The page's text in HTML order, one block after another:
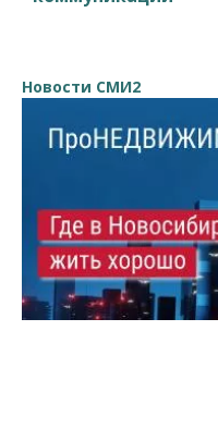
Новости СМИ2